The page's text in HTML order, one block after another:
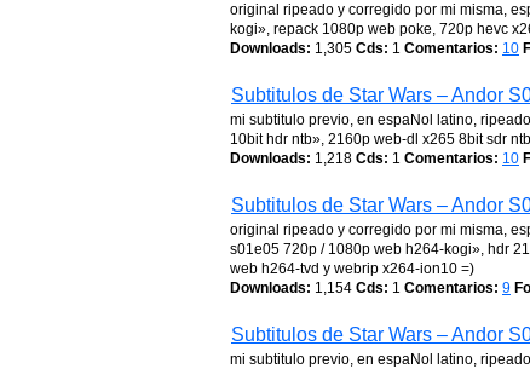
original ripeado y corregido por mi misma,
kogi», repack 1080p web poke, 720p hevc
Downloads: 1,305 Cds: 1 Comentarios: 10
Subtitulos de Star Wars – Andor
mi subtitulo previo, en espaNol latino,
10bit hdr ntb», 2160p web-dl x265 8bit sdr
Downloads: 1,218 Cds: 1 Comentarios: 10
Subtitulos de Star Wars – Andor
original ripeado y corregido por mi misma,
s01e05 720p / 1080p web h264-kogi», hdr
web h264-tvd y webrip x264-ion10 =)
Downloads: 1,154 Cds: 1 Comentarios: 9
Subtitulos de Star Wars – Andor
mi subtitulo previo, en espaNol latino,